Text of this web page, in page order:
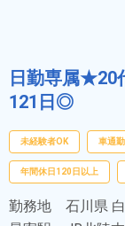
日勤専属★20
121日◎
未経験者OK 車通
年間休日120日以上
勤務地 石川県